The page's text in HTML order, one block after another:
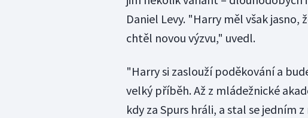
Daniel Levy. "Harry měl však
chtěl novou výzvu," uvedl.
"Harry si zaslouží poděkování a
velký příběh. Až z mládežnické
kdy za Spurs hráli, a stal se jedním